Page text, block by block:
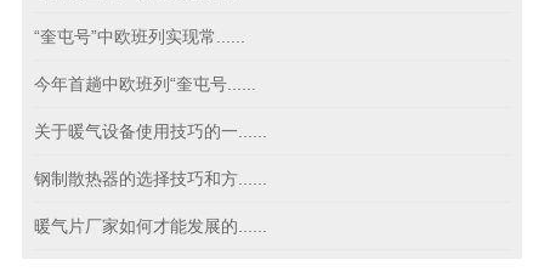
“奎屯号”中欧班列实现常......
今年首趟中欧班列“奎屯号......
关于暖气设备使用技巧的一......
钢制散热器的选择技巧和方......
暖气片厂家如何才能发展的......